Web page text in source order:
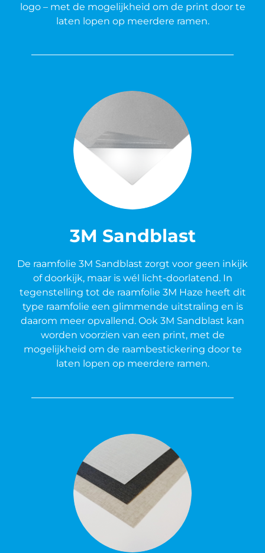
logo – met de mogelijkheid om de print door te
laten lopen op meerdere ramen.
3M Sandblast
De raamfolie 3M Sandblast zorgt voor geen inkijk
of doorkijk, maar is wél licht-doorlatend. In
tegenstelling tot de raamfolie 3M Haze heeft dit
type raamfolie een glimmende uitstraling en is
daarom meer opvallend. Ook 3M Sandblast kan
worden voorzien van een print, met de
mogelijkheid om de raambestickering door te
laten lopen op meerdere ramen.